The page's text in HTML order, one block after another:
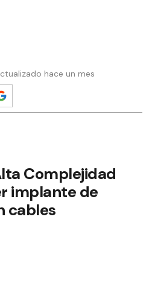
hace un mes
Complejidad
implante de
cables